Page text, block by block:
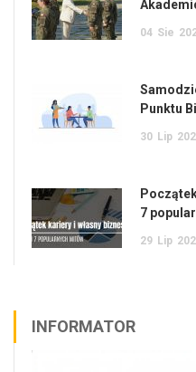
04 Sie
Punktu
30 Lip
7
29 Lip
INFORMATOR